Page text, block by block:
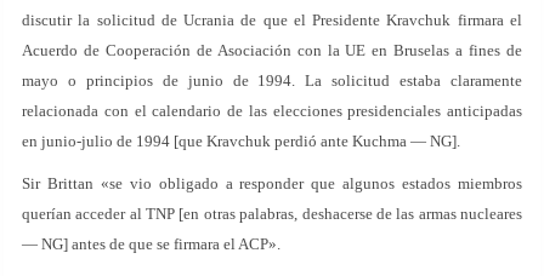
discutir la solicitud de Ucrania de que el Presidente Kravchuk firmara el
Acuerdo de Cooperación de Asociación con la UE en Bruselas a fines de
mayo o principios de junio de 1994. La solicitud estaba claramente
relacionada con el calendario de las elecciones presidenciales anticipadas
en junio-julio de 1994 [que Kravchuk perdió ante Kuchma — NG].
Sir Brittan «se vio obligado a responder que algunos estados miembros
querían acceder al TNP [en otras palabras, deshacerse de las armas nucleares
— NG] antes de que se firmara el ACP».